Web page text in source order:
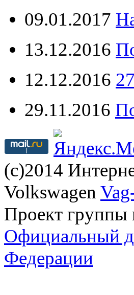
09.01.2017
13.12.2016
12.12.2016
29.11.2016
(с)2014
Volkswagen
Проект группы
Официальный
Федерации